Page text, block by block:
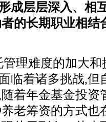
成层层深入、相
的长期职业相结
理难度的加大
临着诸多挑战,但
着年金基金投资
老筹资的方式也